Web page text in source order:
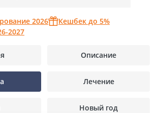
2026
Кешбек до 5%
2027
Описание
Лечение
Новый год